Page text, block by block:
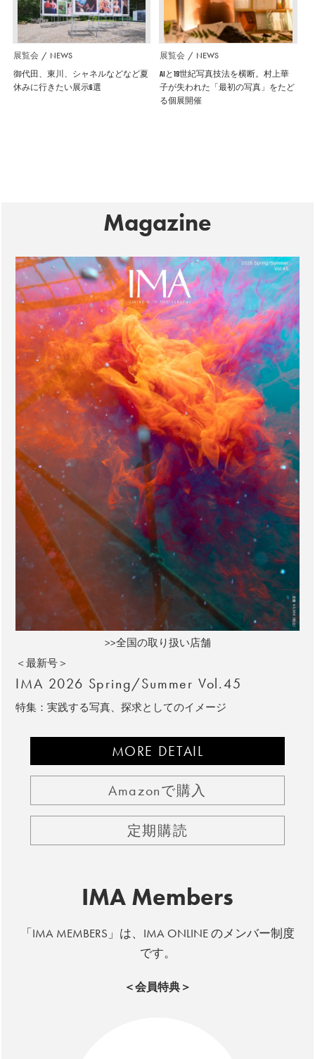
展覧会 NEWS
御代田、東川、シャネルなどなど夏
休みに行きたい展示6選
展覧会 NEWS
AIと19世紀写真技法を横断。村上華
子が失われた「最初の写真」をたど
る個展開催
Magazine
>>全国の取り扱い店舗
＜最新号＞
IMA 2026 Spring/Summer Vol.45
特集：実践する写真、探求としてのイメージ
MORE DETAIL
Amazonで購入
定期購読
IMA Members
「IMA MEMBERS」は、IMA ONLINE のメンバー制度
です。
＜会員特典＞